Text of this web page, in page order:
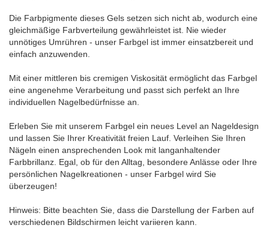
Die Farbpigmente dieses Gels setzen sich nicht ab, wodurch eine
gleichmäßige Farbverteilung gewährleistet ist. Nie wieder
unnötiges Umrühren - unser Farbgel ist immer einsatzbereit und
einfach anzuwenden.
Mit einer mittleren bis cremigen Viskosität ermöglicht das Farbgel
eine angenehme Verarbeitung und passt sich perfekt an Ihre
individuellen Nagelbedürfnisse an.
Erleben Sie mit unserem Farbgel ein neues Level an Nageldesign
und lassen Sie Ihrer Kreativität freien Lauf. Verleihen Sie Ihren
Nägeln einen ansprechenden Look mit langanhaltender
Farbbrillanz. Egal, ob für den Alltag, besondere Anlässe oder Ihre
persönlichen Nagelkreationen - unser Farbgel wird Sie
überzeugen!
Hinweis: Bitte beachten Sie, dass die Darstellung der Farben auf
verschiedenen Bildschirmen leicht variieren kann.